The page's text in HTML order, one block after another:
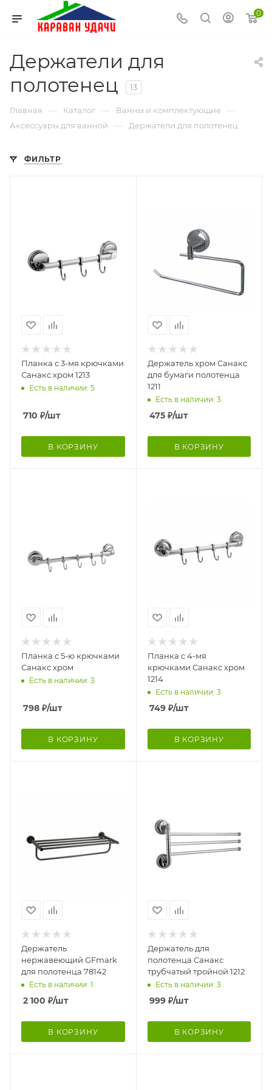
0
Держатели для
полотенец
13
Главная — Каталог — Ванны и комплектующие —
Аксессуары для ванной — Держатели для полотенец
ФИЛЬТР
Планка с 3-мя крючками
Санакс хром 1213
Есть в наличии: 5
710 ₽/шт
В КОРЗИНУ
Держатель хром Санакс
для бумаги полотенца
1211
Есть в наличии: 3
475₽/шт
В КОРЗИНУ
Планка с 5-ю крючками
Санакс хром
Есть в наличии: 3
798 ₽/шт
В КОРЗИНУ
Планка с 4-мя
крючками Санакс хром
1214
Есть в наличии: 3
749₽/шт
В КОРЗИНУ
Держатель
нержавеющий GFmark
для полотенца 78142
Есть в наличии: 1
2 100 ₽/шт
В КОРЗИНУ
Держатель для
полотенца Санакс
трубчатый тройной 1212
Есть в наличии: 3
999₽/шт
В КОРЗИНУ